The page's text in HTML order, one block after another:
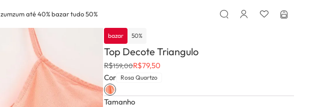
zumzum até 40%bazar tudo 50%
bazar 50%
Top Decote Triangulo
R$159,00R$79,50
Cor
Rosa Quartzo
Tamanho